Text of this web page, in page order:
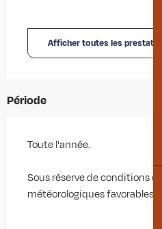
Afficher toutes les
Période
Toute l'année.
Sous réserve de conditions
météorologiques favorables.